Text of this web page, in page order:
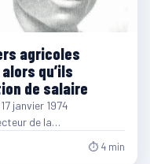
agricoles
qu’ils
de salaire
janvier 1974
de la…
⏱ 4 min